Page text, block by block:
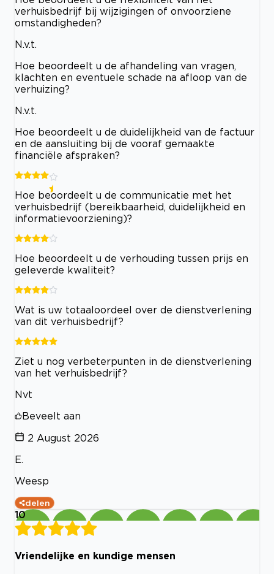
verhuisbedrijf bij wijzigingen of onvoorziene
omstandigheden?
N.v.t.
Hoe beoordeelt u de afhandeling van vragen,
klachten en eventuele schade na afloop van de
verhuizing?
N.v.t.
Hoe beoordeelt u de duidelijkheid van de factuur
en de aansluiting bij de vooraf gemaakte
financiële afspraken?
Hoe beoordeelt u de communicatie met het
verhuisbedrijf (bereikbaarheid, duidelijkheid en
informatievoorziening)?
Hoe beoordeelt u de verhouding tussen prijs en
geleverde kwaliteit?
Wat is uw totaaloordeel over de dienstverlening
van dit verhuisbedrijf?
Ziet u nog verbeterpunten in de dienstverlening
van het verhuisbedrijf?
Nvt
Beveelt aan
2 August 2026
E.
Weesp
delen
10
Vriendelijke en kundige mensen